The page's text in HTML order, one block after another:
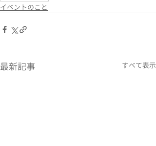
イベントのこと
最新記事 すべて表示